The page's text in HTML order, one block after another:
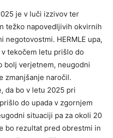
je v luči izzivov ter
težko napovedljivih okvirnih
negotovostmi. HERMLE upa,
tekočem letu prišlo do
bolj verjetnem, neugodni
zmanjšanje naročil.
da bo v letu 2025 pri
do upada v zgornjem
situaciji pa za okoli 20
bo rezultat pred obrestmi in